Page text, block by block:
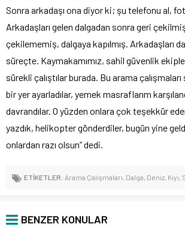
Sonra arkadaşı ona diyor ki; şu telefonu al,
Arkadaşları gelen dalgadan sonra geri
çekilememiş, dalgaya kapılmış. Arkadaşları
süreçte. Kaymakamımız, sahil güvenlik
sürekli çalıştılar burada. Bu arama çalışmaları
bir yer ayarladılar, yemek masraflarım
davrandılar. O yüzden onlara çok teşekkür
yazdık, helikopter gönderdiler, bugün yine
onlardan razı olsun” dedi.
ETİKETLER: Arama Çalışmaları, Dalga, Deniz, Kıyı,
BENZER KONULAR